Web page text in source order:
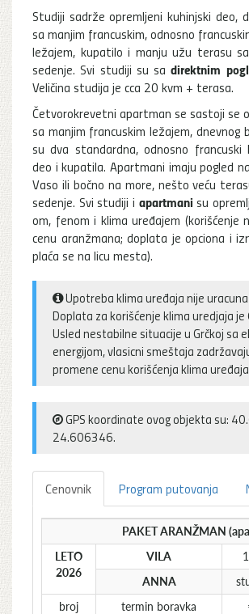
Studiji sadrže opremljeni kuhinjski deo,
sa manjim francuskim, odnosno
ležajem, kupatilo i manju užu terasu
sedenje. Svi studiji su sadirektnim
Veličina studija je cca 20 kvm + terasa.
Četvorokrevetni apartman se sastoji se
sa manjim francuskim ležajem, dnevnog
su dva standardna, odnosno francuski
deo i kupatila. Apartmani imaju pogled
Vaso ili bočno na more, nešto veću
sedenje. Svi studiji i apartmani su
om, fenom i klima uređajem (korišćenje
cenu aranžmana; doplata je opciona i
plaća se na licu mesta).
Upotreba klima uređaja nije
Doplata za korišćenje klima uredjaja
Usled nestabilne situacije u Grčkoj sa
energijom, vlasicni smeštaja
promene cenu korišćenja klima
GPS koordinate ovog objekta su:
24.606346.
Cenovnik Program putovanja
PAKET ARANŽMAN
LETO
2026
VILA
ANNA
broj
termin boravka